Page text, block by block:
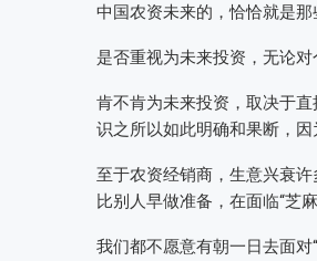
中国农资未来的，恰恰就是那
是否重视为未来投资，无论
肯不肯为未来投资，取决于
识之所以如此明确和果断，因
至于农资经销商，生意兴衰
比别人早做准备，在面临“芝
我们都不愿意有朝一日去面